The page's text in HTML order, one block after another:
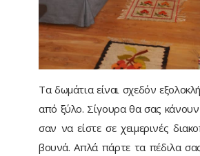
Τα δωμάτια είναι σχεδόν
από ξύλο. Σίγουρα θα σας
σαν να είστε σε χειμερινές
βουνά. Απλά πάρτε τα πέδιλα